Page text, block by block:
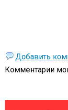
Добавить
Комментарии